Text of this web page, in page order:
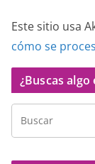
Este sitio usa
cómo se
¿Buscas algo